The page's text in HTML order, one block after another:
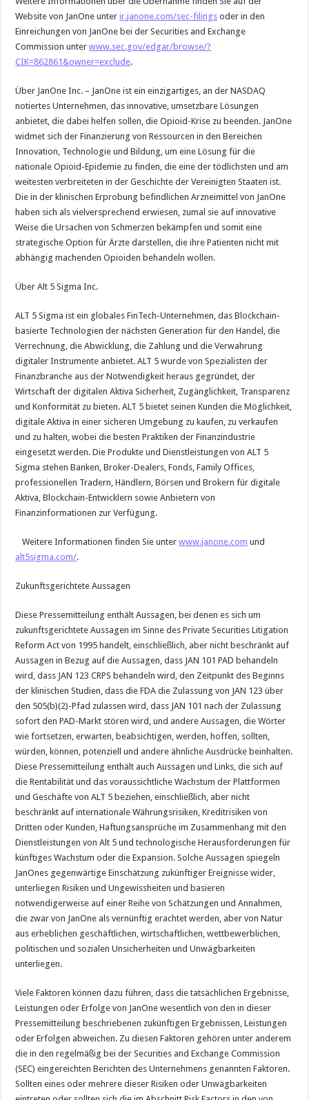
Website von JanOne unterir.janone.com/sec-filings oder in den
Einreichungen von JanOne bei der Securities and Exchange
Commission unterwww.sec.gov/edgar/browse/?
CIK=862861&owner=exclude.
Über JanOne Inc. – JanOne ist ein einzigartiges, an der NASDAQ
notiertes Unternehmen, das innovative, umsetzbare Lösungen
anbietet, die dabei helfen sollen, die Opioid-Krise zu beenden. JanOne
widmet sich der Finanzierung von Ressourcen in den Bereichen
Innovation, Technologie und Bildung, um eine Lösung für die
nationale Opioid-Epidemie zu finden, die eine der tödlichsten und am
weitesten verbreiteten in der Geschichte der Vereinigten Staaten ist.
Die in der klinischen Erprobung befindlichen Arzneimittel von JanOne
haben sich als vielversprechend erwiesen, zumal sie auf innovative
Weise die Ursachen von Schmerzen bekämpfen und somit eine
strategische Option für Ärzte darstellen, die ihre Patienten nicht mit
abhängig machenden Opioiden behandeln wollen.
Über Alt 5 Sigma Inc.
ALT 5 Sigma ist ein globales FinTech-Unternehmen, das Blockchain-
basierte Technologien der nächsten Generation für den Handel, die
Verrechnung, die Abwicklung, die Zahlung und die Verwahrung
digitaler Instrumente anbietet. ALT 5 wurde von Spezialisten der
Finanzbranche aus der Notwendigkeit heraus gegründet, der
Wirtschaft der digitalen Aktiva Sicherheit, Zugänglichkeit, Transparenz
und Konformität zu bieten. ALT 5 bietet seinen Kunden die Möglichkeit,
digitale Aktiva in einer sicheren Umgebung zu kaufen, zu verkaufen
und zu halten, wobei die besten Praktiken der Finanzindustrie
eingesetzt werden. Die Produkte und Dienstleistungen von ALT 5
Sigma stehen Banken, Broker-Dealers, Fonds, Family Offices,
professionellen Tradern, Händlern, Börsen und Brokern für digitale
Aktiva, Blockchain-Entwicklern sowie Anbietern von
Finanzinformationen zur Verfügung.
Weitere Informationen finden Sie unterwww.janone.com und
alt5sigma.com/.
Zukunftsgerichtete Aussagen
Diese Pressemitteilung enthält Aussagen, bei denen es sich um
zukunftsgerichtete Aussagen im Sinne des Private Securities Litigation
Reform Act von 1995 handelt, einschließlich, aber nicht beschränkt auf
Aussagen in Bezug auf die Aussagen, dass JAN 101 PAD behandeln
wird, dass JAN 123 CRPS behandeln wird, den Zeitpunkt des Beginns
der klinischen Studien, dass die FDA die Zulassung von JAN 123 über
den 505(b)(2)-Pfad zulassen wird, dass JAN 101 nach der Zulassung
sofort den PAD-Markt stören wird, und andere Aussagen, die Wörter
wie fortsetzen, erwarten, beabsichtigen, werden, hoffen, sollten,
würden, können, potenziell und andere ähnliche Ausdrücke beinhalten.
Diese Pressemitteilung enthält auch Aussagen und Links, die sich auf
die Rentabilität und das voraussichtliche Wachstum der Plattformen
und Geschäfte von ALT 5 beziehen, einschließlich, aber nicht
beschränkt auf internationale Währungsrisiken, Kreditrisiken von
Dritten oder Kunden, Haftungsansprüche im Zusammenhang mit den
Dienstleistungen von Alt 5 und technologische Herausforderungen für
künftiges Wachstum oder die Expansion. Solche Aussagen spiegeln
JanOnes gegenwärtige Einschätzung zukünftiger Ereignisse wider,
unterliegen Risiken und Ungewissheiten und basieren
notwendigerweise auf einer Reihe von Schätzungen und Annahmen,
die zwar von JanOne als vernünftig erachtet werden, aber von Natur
aus erheblichen geschäftlichen, wirtschaftlichen, wettbewerblichen,
politischen und sozialen Unsicherheiten und Unwägbarkeiten
unterliegen.
Viele Faktoren können dazu führen, dass die tatsächlichen Ergebnisse,
Leistungen oder Erfolge von JanOne wesentlich von den in dieser
Pressemitteilung beschriebenen zukünftigen Ergebnissen, Leistungen
oder Erfolgen abweichen. Zu diesen Faktoren gehören unter anderem
die in den regelmäßig bei der Securities and Exchange Commission
(SEC) eingereichten Berichten des Unternehmens genannten Faktoren.
Sollten eines oder mehrere dieser Risiken oder Unwägbarkeiten